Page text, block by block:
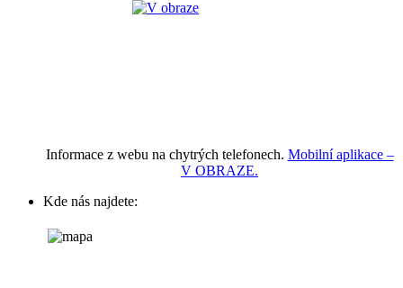
Informace z webu na chytrých telefonech. Mobilní aplikace –
V OBRAZE.
Kde nás najdete: